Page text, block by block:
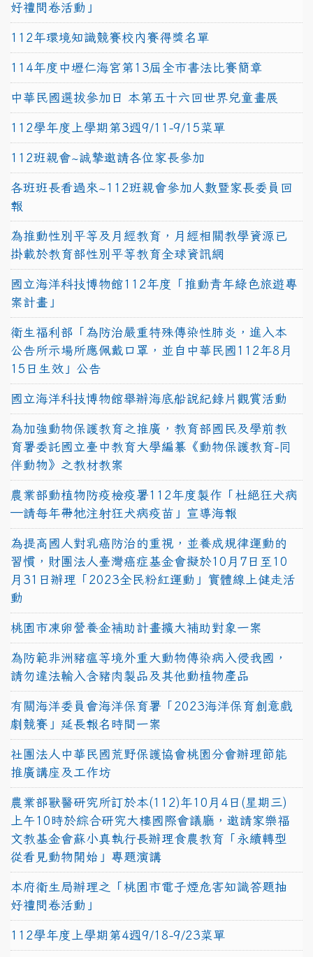
好禮問卷活動」
112年環境知識競賽校內賽得獎名單
114年度中壢仁海宮第13屆全市書法比賽簡章
中華民國選拔參加日 本第五十六回世界兒童畫展
112學年度上學期第3週9/11-9/15菜單
112班親會~誠摯邀請各位家長參加
各班班長看過來~112班親會參加人數暨家長委員回
報
為推動性別平等及月經教育，月經相關教學資源已
掛載於教育部性別平等教育全球資訊網
國立海洋科技博物館112年度「推動青年綠色旅遊專
案計畫」
衛生福利部「為防治嚴重特殊傳染性肺炎，進入本
公告所示場所應佩戴口罩，並自中華民國112年8月
15日生效」公告
國立海洋科技博物館舉辦海底船說紀錄片觀賞活動
為加強動物保護教育之推廣，教育部國民及學前教
育署委託國立臺中教育大學編纂《動物保護教育-同
伴動物》之教材教案
農業部動植物防疫檢疫署112年度製作「杜絕狂犬病
—請每年帶牠注射狂犬病疫苗」宣導海報
為提高國人對乳癌防治的重視，並養成規律運動的
習慣，財團法人臺灣癌症基金會擬於10月7日至10
月31日辦理「2023全民粉紅運動」實體線上健走活
動
桃園市凍卵營養金補助計畫擴大補助對象一案
為防範非洲豬瘟等境外重大動物傳染病入侵我國，
請勿違法輸入含豬肉製品及其他動植物產品
有關海洋委員會海洋保育署「2023海洋保育創意戲
劇競賽」延長報名時間一案
社團法人中華民國荒野保護協會桃園分會辦理節能
推廣講座及工作坊
農業部獸醫研究所訂於本(112)年10月4日(星期三)
上午10時於綜合研究大樓國際會議廳，邀請家樂福
文教基金會蘇小真執行長辦理食農教育「永續轉型
從看見動物開始」專題演講
本府衛生局辦理之「桃園市電子煙危害知識答題抽
好禮問卷活動」
112學年度上學期第4週9/18-9/23菜單